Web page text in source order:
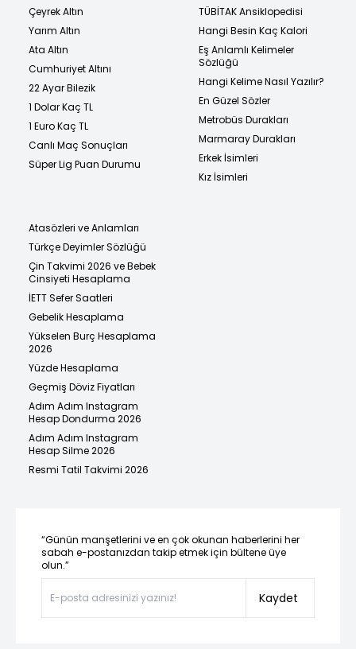
Çeyrek Altın
Yarım Altın
Ata Altın
Cumhuriyet Altını
22 Ayar Bilezik
1 Dolar Kaç TL
1 Euro Kaç TL
Canlı Maç Sonuçları
Süper Lig Puan Durumu
TÜBİTAK Ansiklopedisi
Hangi Besin Kaç Kalori
Eş Anlamlı Kelimeler
Sözlüğü
Hangi Kelime Nasıl Yazılır?
En Güzel Sözler
Metrobüs Durakları
Marmaray Durakları
Erkek İsimleri
Kız İsimleri
Atasözleri ve Anlamları
Türkçe Deyimler Sözlüğü
Çin Takvimi 2026 ve Bebek
Cinsiyeti Hesaplama
İETT Sefer Saatleri
Gebelik Hesaplama
Yükselen Burç Hesaplama
2026
Yüzde Hesaplama
Geçmiş Döviz Fiyatları
Adım Adım Instagram
Hesap Dondurma 2026
Adım Adım Instagram
Hesap Silme 2026
Resmi Tatil Takvimi 2026
“Günün manşetlerini ve en çok okunan haberlerini her
sabah e-postanızdan takip etmek için bültene üye
olun.”
Kaydet